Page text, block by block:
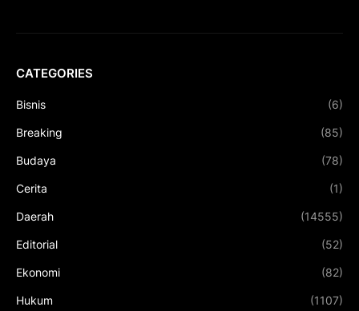
CATEGORIES
Bisnis (6)
Breaking (85)
Budaya (78)
Cerita (1)
Daerah (14555)
Editorial (52)
Ekonomi (82)
Hukum (1107)